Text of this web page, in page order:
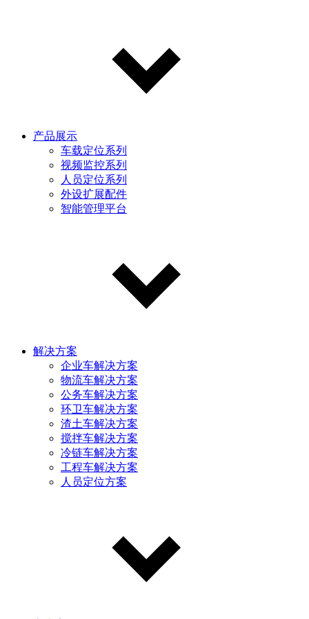
产品展示
车载定位系列
视频监控系列
人员定位系列
外设扩展配件
智能管理平台
解决方案
企业车解决方案
物流车解决方案
公务车解决方案
环卫车解决方案
渣土车解决方案
搅拌车解决方案
冷链车解决方案
工程车解决方案
人员定位方案